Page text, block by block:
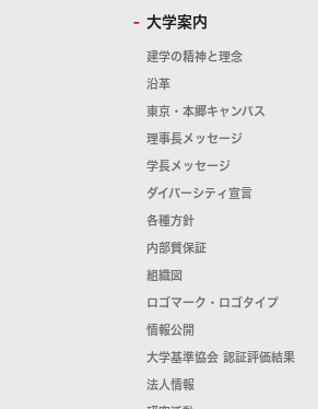
大学案内
建学の精神と理念
沿革
東京・本郷キャンパス
理事長メッセージ
学長メッセージ
ダイバーシティ宣言
各種方針
内部質保証
組織図
ロゴマーク・ロゴタイプ
情報公開
大学基準協会 認証評価結果
法人情報